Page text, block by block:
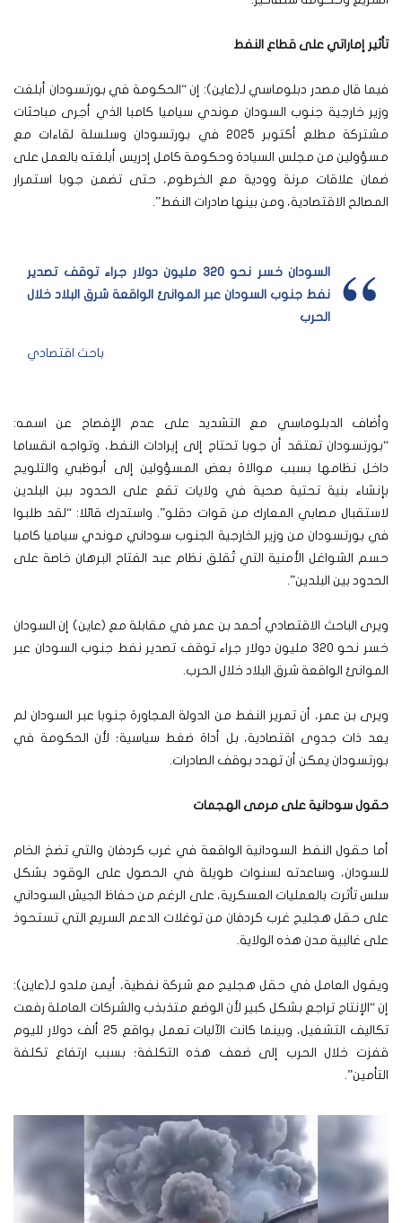
تأثير إماراتي على قطاع النفط
فيما قال مصدر دبلوماسي لـ(عاين): إن “الحكومة في بورتسودان أبلغت
وزير خارجية جنوب السودان موندي سياميا كامبا الذي أجرى مباحثات
مشتركة مطلع أكتوبر 2025 في بورتسودان وسلسلة لقاءات مع
مسؤولين من مجلس السيادة وحكومة كامل إدريس أبلغته بالعمل على
ضمان علاقات مرنة وودية مع الخرطوم، حتى تضمن جوبا استمرار
المصالح الاقتصادية، ومن بينها صادرات النفط”.
السودان خسر نحو 320 مليون دولار جراء توقف تصدير
نفط جنوب السودان عبر الموانئ الواقعة شرق البلاد خلال
الحرب
باحث اقتصادي
وأضاف الدبلوماسي مع التشديد على عدم الإفصاح عن اسمه:
“بورتسودان تعتقد أن جوبا تحتاج إلى إيرادات النفط، وتواجه انقساما
داخل نظامها بسبب موالاة بعض المسؤولين إلى أبوظبي والتلويح
بإنشاء بنية تحتية صحية في ولايات تقع على الحدود بين البلدين
لاستقبال مصابي المعارك من قوات دقلو”. واستدرك قائلا: “لقد طلبوا
في بورتسودان من وزير الخارجية الجنوب سوداني موندي سياميا كامبا
حسم الشواغل الأمنية التي تُقلق نظام عبد الفتاح البرهان خاصة على
الحدود بين البلدين”.
ويرى الباحث الاقتصادي أحمد بن عمر في مقابلة مع (عاين) إن السودان
خسر نحو 320 مليون دولار جراء توقف تصدير نفط جنوب السودان عبر
الموانئ الواقعة شرق البلاد خلال الحرب.
ويرى بن عمر، أن تمرير النفط من الدولة المجاورة جنوبا عبر السودان لم
يعد ذات جدوى اقتصادية، بل أداة ضغط سياسية؛ لأن الحكومة في
بورتسودان يمكن أن تهدد بوقف الصادرات.
حقول سودانية على مرمى الهجمات
أما حقول النفط السودانية الواقعة في غرب كردفان والتي تضخ الخام
للسودان، وساعدته لسنوات طويلة في الحصول على الوقود بشكل
سلس تأثرت بالعمليات العسكرية، على الرغم من حفاظ الجيش السوداني
على حقل هجليج غرب كردفان من توغلات الدعم السريع التي تستحوذ
على غالبية مدن هذه الولاية.
ويقول العامل في حقل هجليج مع شركة نفطية، أيمن ملدو لـ(عاين):
إن “الإنتاج تراجع بشكل كبير لأن الوضع متذبذب والشركات العاملة رفعت
تكاليف التشغيل، وبينما كانت الآليات تعمل بواقع 25 ألف دولار لليوم
قفزت خلال الحرب إلى ضعف هذه التكلفة؛ بسبب ارتفاع تكلفة
التأمين”.